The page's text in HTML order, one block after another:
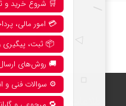
نحوه